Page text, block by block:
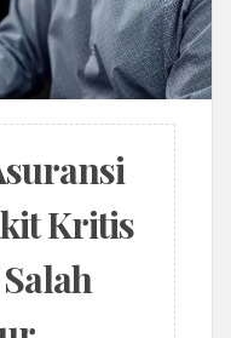
Kritis